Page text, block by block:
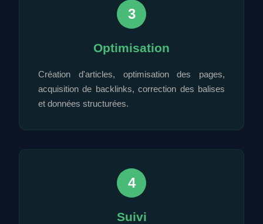
3
Optimisation
Création d'articles, optimisation des pages,
acquisition de backlinks, correction des balises
et données structurées.
4
Suivi